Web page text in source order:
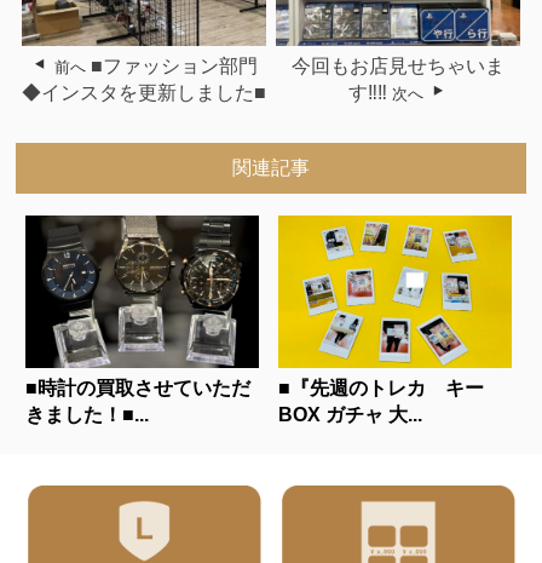
前へ ■ファッション部門
◆インスタを更新しました■
今回もお店見せちゃいま
す‼‼ 次へ
関連記事
■時計の買取させていただ
きました！■...
■『先週のトレカ キー
BOX ガチャ 大...